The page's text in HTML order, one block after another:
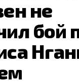
не
бой